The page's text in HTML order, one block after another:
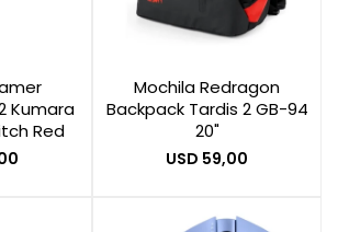
Kumara
Red
Mochila Redragon
Backpack Tardis 2 GB-94
20"
USD 59,00